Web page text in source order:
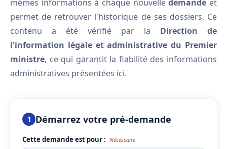
mêmes informations à chaque nouvelledemande et
permet de retrouver l'historique de ses dossiers. Ce
contenu a été vérifié par la Direction de
l'information légale et administrative du Premier
ministre, ce qui garantit la fiabilité des informations
administratives présentées ici.
1 Démarrez votre pré-demande
Cette demande est pour : Nécessaire